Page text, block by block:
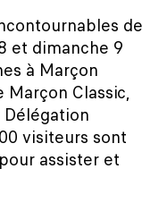
de
et dimanche 9
à Marçon
Classic,
Délégation
visiteurs sont
assister et